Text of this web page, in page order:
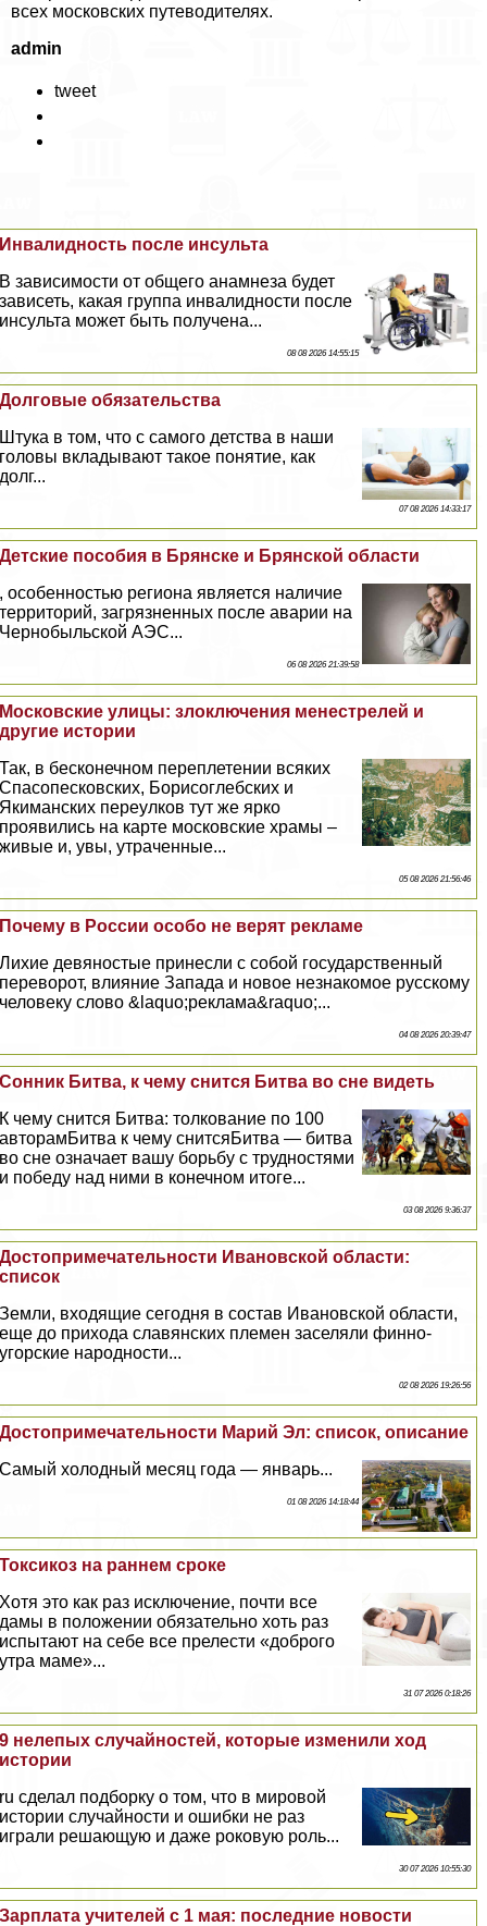
всех московских путеводителях.
admin
tweet
Инвалидность после инсульта
В зависимости от общего анамнеза будет
зависеть, какая группа инвалидности после
инсульта может быть получена...
08 08 2026 14:55:15
Долговые обязательства
Штука в том, что с самого детства в наши
головы вкладывают такое понятие, как
долг...
07 08 2026 14:33:17
Детские пособия в Брянске и Брянской области
, особенностью региона является наличие
территорий, загрязненных после аварии на
Чернобыльской АЭС...
06 08 2026 21:39:58
Московские улицы: злоключения менестрелей и
другие истории
Так, в бесконечном переплетении всяких
Спасопесковских, Борисоглебских и
Якиманских переулков тут же ярко
проявились на карте московские храмы –
живые и, увы, утраченные...
05 08 2026 21:56:46
Почему в России особо не верят рекламе
Лихие девяностые принесли с собой государственный
переворот, влияние Запада и новое незнакомое русскому
человеку слово &laquo;реклама&raquo;...
04 08 2026 20:39:47
Сонник Битва, к чему снится Битва во сне видеть
К чему снится Битва: толкование по 100
авторамБитва к чему снитсяБитва — битва
во сне означает вашу борьбу с трудностями
и победу над ними в конечном итоге...
03 08 2026 9:36:37
Достопримечательности Ивановской области:
список
Земли, входящие сегодня в состав Ивановской области,
еще до прихода славянских племен заселяли финно-
угорские народности...
02 08 2026 19:26:56
Достопримечательности Марий Эл: список, описание
Самый холодный месяц года — январь...
01 08 2026 14:18:44
Токсикоз на раннем сроке
Хотя это как раз исключение, почти все
дамы в положении обязательно хоть раз
испытают на себе все прелести «доброго
утра маме»...
31 07 2026 0:18:26
9 нелепых случайностей, которые изменили ход
истории
ru сделал подборку о том, что в мировой
истории случайности и ошибки не раз
играли решающую и даже роковую роль...
30 07 2026 10:55:30
Зарплата учителей с 1 мая: последние новости